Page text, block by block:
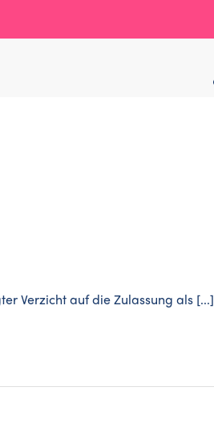
Verzicht auf die Zulassung als [...]